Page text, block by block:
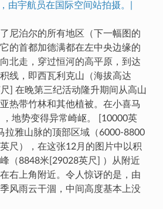
由宇航员在国际空间站拍摄。|
尼泊尔的所有地区（下一幅图的
的首都加德满都在左中央边缘的
北走，穿过恒河的高平原，到达
线，即西瓦利克山（海拔高达
] 在晚第三纪活动隆升期间从高山
热带竹林和其他植被。在小喜马
地势变得异常崎岖。 [10000英
拉雅山脉的顶部区域（6000-8800
尺），在这张12月的图片中以积
（8848米[29028英尺] ）从附近
右上角附近。令人惊讶的是，由
风雨云干涸，中间高度基本上没